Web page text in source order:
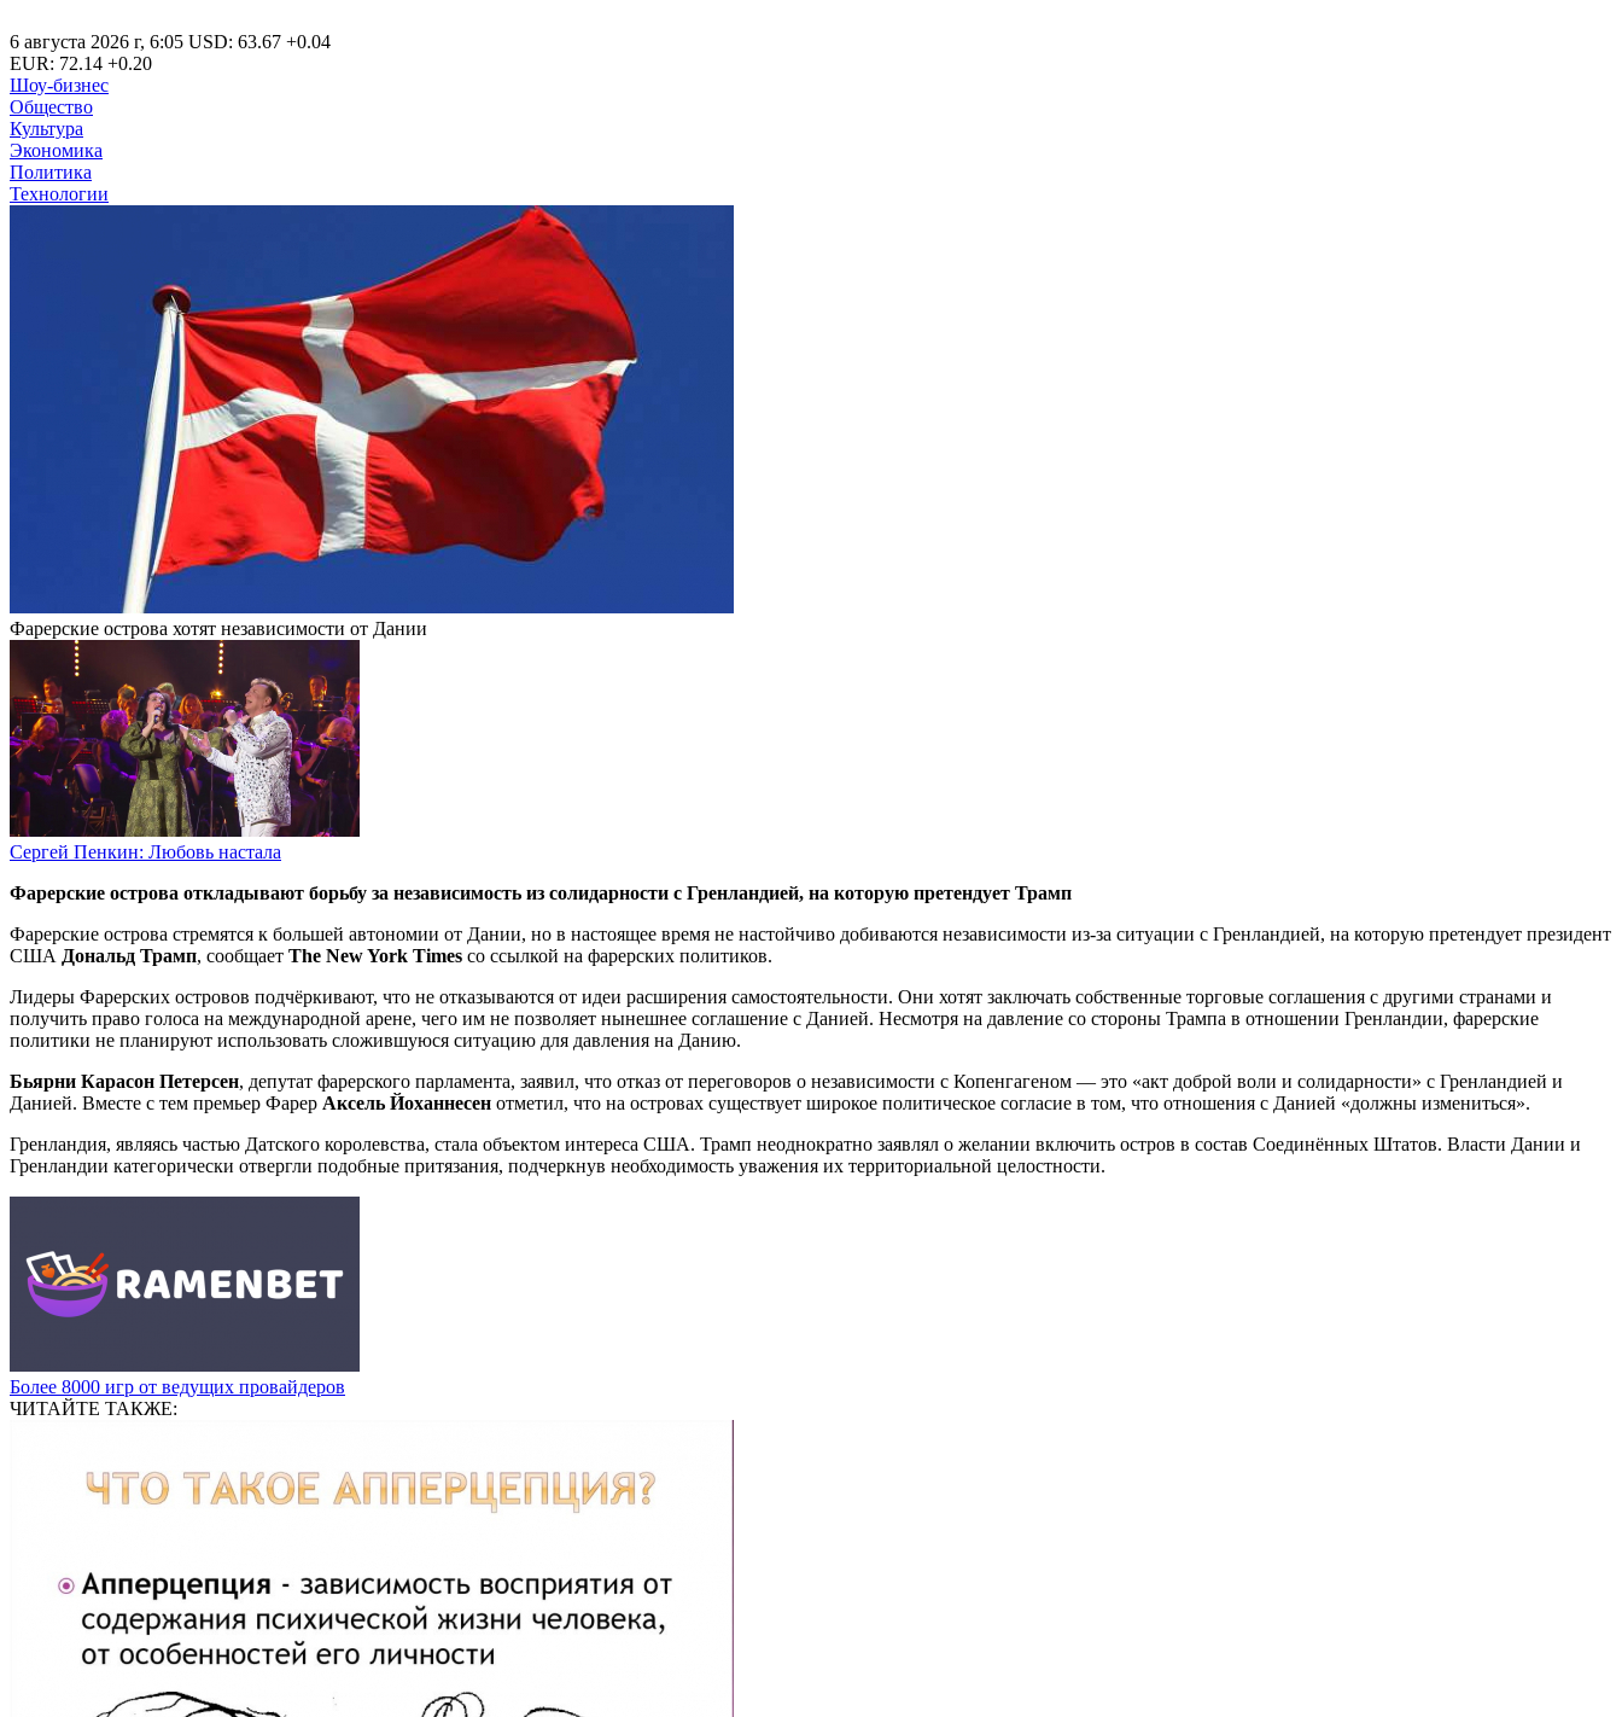
6 августа 2026 г, 6:05 USD: 63.67 +0.04
EUR: 72.14 +0.20
Шоу-бизнес
Общество
Культура
Экономика
Политика
Технологии
Фарерские острова хотят независимости от Дании
Сергей Пенкин: Любовь настала
Фарерские острова откладывают борьбу за независимость из солидарности с Гренландией, на которую претендует Трамп
Фарерские острова стремятся к большей автономии от Дании, но в настоящее время не настойчиво добиваются независимости из-за ситуации с Гренландией, на которую претендует президент
США Дональд Трамп, сообщает The New York Times со ссылкой на фарерских политиков.
Лидеры Фарерских островов подчёркивают, что не отказываются от идеи расширения самостоятельности. Они хотят заключать собственные торговые соглашения с другими странами и
получить право голоса на международной арене, чего им не позволяет нынешнее соглашение с Данией. Несмотря на давление со стороны Трампа в отношении Гренландии, фарерские
политики не планируют использовать сложившуюся ситуацию для давления на Данию.
Бьярни Карасон Петерсен, депутат фарерского парламента, заявил, что отказ от переговоров о независимости с Копенгагеном — это «акт доброй воли и солидарности» с Гренландией и
Данией. Вместе с тем премьер Фарер Аксель Йоханнесен отметил, что на островах существует широкое политическое согласие в том, что отношения с Данией «должны измениться».
Гренландия, являясь частью Датского королевства, стала объектом интереса США. Трамп неоднократно заявлял о желании включить остров в состав Соединённых Штатов. Власти Дании и
Гренландии категорически отвергли подобные притязания, подчеркнув необходимость уважения их территориальной целостности.
Более 8000 игр от ведущих провайдеров
ЧИТАЙТЕ ТАКЖЕ: